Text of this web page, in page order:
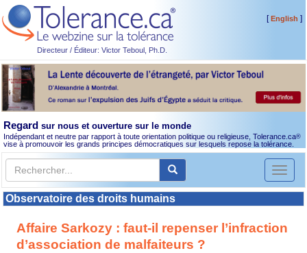
Directeur / Éditeur: Victor Teboul, Ph.D.
[English ]
Regard sur nous et ouverture sur le monde
Indépendant et neutre par rapport à toute orientation politique ou religieuse, Tolerance.ca®
vise à promouvoir les grands principes démocratiques sur lesquels repose la tolérance.
Toggle
Observatoire des droits humains
Affaire Sarkozy : faut-il repenser l’infraction
d’association de malfaiteurs ?